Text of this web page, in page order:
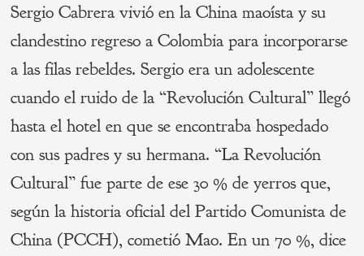
Sergio Cabrera vivió en la China maoísta y su
clandestino regreso a Colombia para incorporarse
a las filas rebeldes. Sergio era un adolescente
cuando el ruido de la “Revolución Cultural” llegó
hasta el hotel en que se encontraba hospedado
con sus padres y su hermana. “La Revolución
Cultural” fue parte de ese 30 % de yerros que,
según la historia oficial del Partido Comunista de
China (PCCH), cometió Mao. En un 70 %, dice